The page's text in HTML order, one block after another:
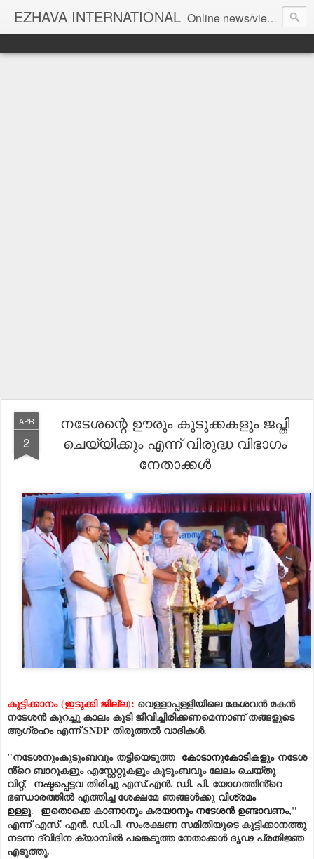
EZHAVA INTERNATIONAL Online news/views JOURNAL... Connecting the community worldwide Editorial Director: Prem Chandran
APR
2
നടേശന്റെ ഊരും കുടുക്കകളും ജപ്തി
ചെയ്യിക്കും എന്ന് വിരുദ്ധ വിഭാഗം
നേതാക്കൾ
കുട്ടിക്കാനം(ഇടുക്കി ജില്ല): വെള്ളാപ്പള്ളിയിലെ കേശവൻ മകൻ
നടേശൻ കുറച്ചു കാലം കൂടി ജീവിച്ചിരിക്കണമെന്നാണ് തങ്ങളുടെ
ആഗ്രഹം എന്ന് SNDP തിരുത്തൽ വാദികൾ.
"നടേശനുംകുടുംബവും തട്ടിയെടുത്ത കോടാനുകോടികളും നടേശ
ൻ്റെ ബാറുകളും എസ്റ്റേറ്റുകളും കുടുംബവും ലേലം ചെയ്തു
വിറ്റ്, നഷ്ടപ്പെട്ടവതിരിച്ചു എസ്.എൻ. ഡി. പി. യോഗത്തിൻ്റെ
ഭണ്ഡാരത്തിൽ എത്തിച്ച ശേക്ഷമേ ഞങ്ങൾക്കു വിശ്രമം
ഉള്ളൂ
ഇതൊക്കെ കാണാനും കരയാനും നടേശൻ ഉണ്ടാവണം,"
എന്ന് എസ്. എൻ. ഡി.പി. സംരക്ഷണ സമിതിയുടെ കുട്ടിക്കാനത്തു
നടന്ന ദ്വിദിന ക്യാമ്പിൽ പങ്കെടുത്ത നേതാക്കൾ ദൃഢ പ്രതിജ്ഞ
എടുത്തു.